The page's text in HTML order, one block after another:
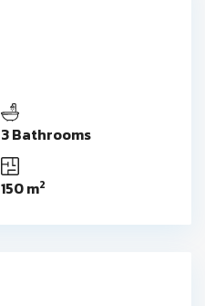
3 Bathrooms
150 m2